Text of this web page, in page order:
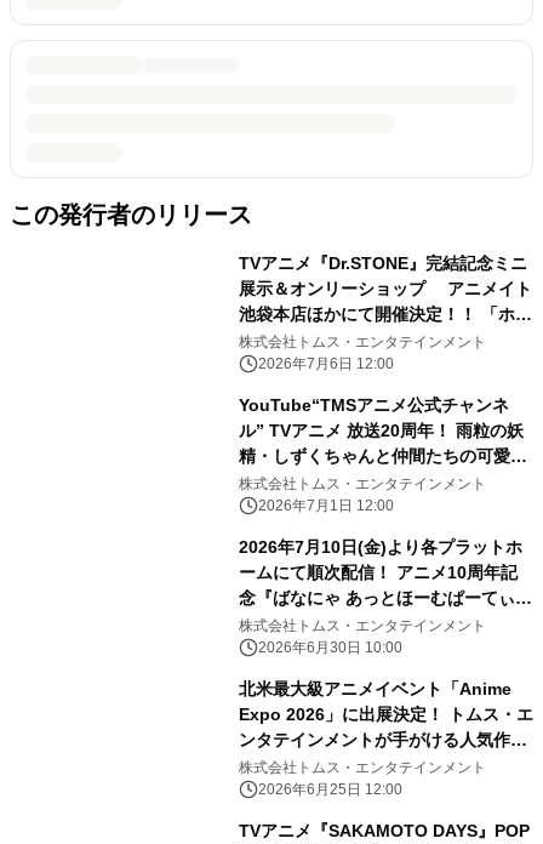
この発行者のリリース
TVアニメ『Dr.STONE』完結記念ミニ
展示＆オンリーショップ アニメイト
池袋本店ほかにて開催決定！！ 「ホワ
イマンといっしょ」がテーマの新規描
き下ろし商品の 会場販売、事後通販も
株式会社トムス・エンタテインメント
2026年7月6日 12:00
YouTube“TMSアニメ公式チャンネ
ル” TVアニメ 放送20周年！ 雨粒の妖
精・しずくちゃんと仲間たちの可愛い
ストーリーが詰まった TVアニメ『ぷ
るるんっ！しずくちゃん』を全話無料
株式会社トムス・エンタテインメント
2026年7月1日 12:00
2026年7月10日(金)より各プラットホ
ームにて順次配信！ アニメ10周年記
念『ばなにゃ あっとほーむぱーてぃ
ー』 続投となる ばなにゃ役：梶裕
貴、ベイビースイート役：村瀬歩 豪
ゆいな／森川智之の オフィシャルコメ
ントが解禁！
株式会社トムス・エンタテインメント
2026年6月30日 10:00
北米最大級アニメイベント「Anime
Expo 2026」に出展決定！ トムス・エ
ンタテインメントが手がける人気作品
が集結し “日本のお祭り”体験を展開
株式会社トムス・エンタテインメント
2026年6月25日 12:00
TVアニメ『SAKAMOTO DAYS』POP